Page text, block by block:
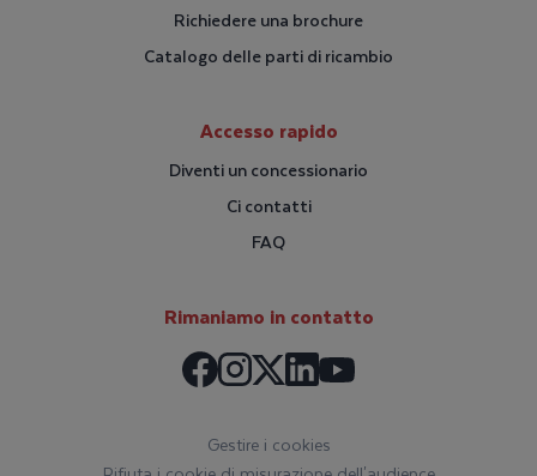
Richiedere una brochure
Catalogo delle parti di ricambio
Accesso rapido
Diventi un concessionario
Ci contatti
FAQ
Rimaniamo in contatto
Facebook
Instagram
X / Twitter
LinkedInYoutube
Gestire i cookies